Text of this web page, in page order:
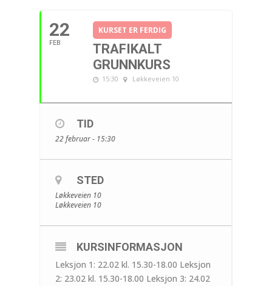
22
FEB
KURSET ER FERDIG
TRAFIKALT
GRUNNKURS
15:30 Løkkeveien 10
TID
22 februar - 15:30
STED
Løkkeveien 10
Løkkeveien 10
KURSINFORMASJON
Leksjon 1: 22.02 kl. 15.30-18.00 Leksjon
2: 23.02 kl. 15.30-18.00 Leksjon 3: 24.02